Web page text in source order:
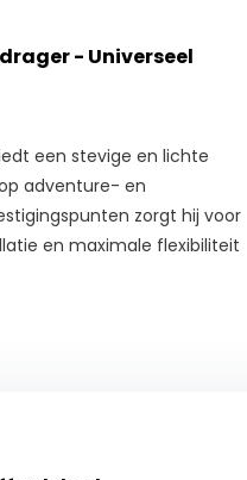
- Universeel
een stevige en lichte
adventure- en
zorgt hij voor
en maximale flexibiliteit